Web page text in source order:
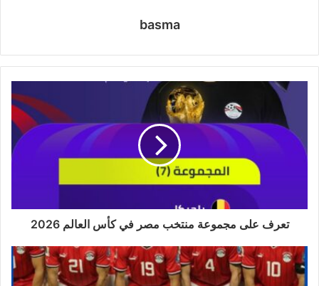
basma
تعرف على مجموعة منتخب مصر في كأس العالم 2026